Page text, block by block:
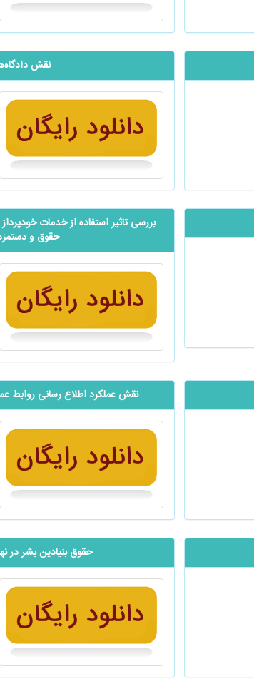
نقش
بررسی تاثیر استفاده از خدمات
حقوق و
نقش عملکرد اطلاع رسانی روابط
حقوق بنیادین بشر در